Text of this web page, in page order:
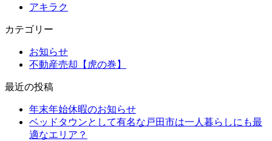
アキラク
カテゴリー
お知らせ
不動産売却【虎の巻】
最近の投稿
年末年始休暇のお知らせ
ベッドタウンとして有名な戸田市は一人暮らしにも最
適なエリア？